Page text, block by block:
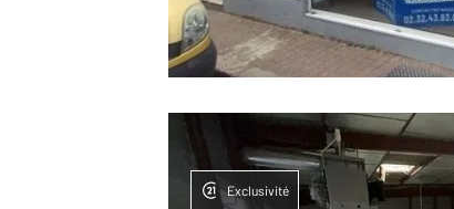
Exclusivité